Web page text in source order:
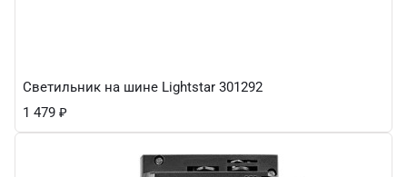
Светильник на шине Lightstar 301292
1 479 ₽